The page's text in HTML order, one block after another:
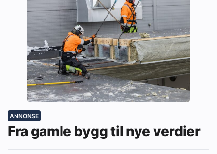
ANNONSE
Fra gamle bygg til nye verdier